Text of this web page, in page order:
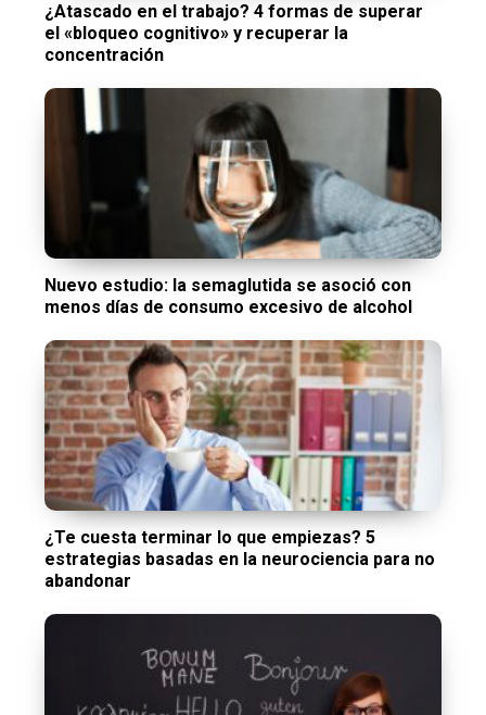
¿Atascado en el trabajo? 4 formas de superar
el «bloqueo cognitivo» y recuperar la
concentración
Nuevo estudio: la semaglutida se asoció con
menos días de consumo excesivo de alcohol
¿Te cuesta terminar lo que empiezas? 5
estrategias basadas en la neurociencia para no
abandonar